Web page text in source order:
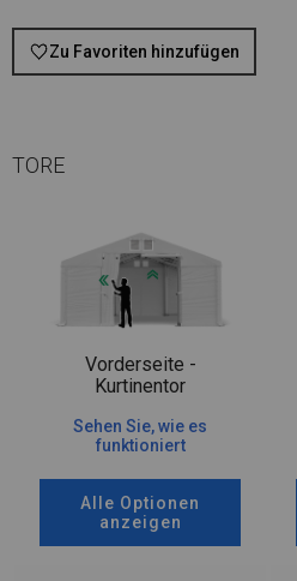
Zu Favoriten hinzufügen
TORE
Vorderseite -
Kurtinentor
Sehen Sie, wie es
funktioniert
Alle Optionen
anzeigen